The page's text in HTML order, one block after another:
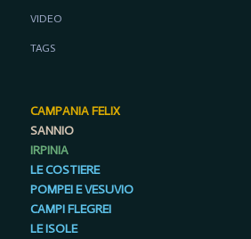
VIDEO
TAGS
CAMPANIA FELIX
SANNIO
IRPINIA
LE COSTIERE
POMPEI E VESUVIO
CAMPI FLEGREI
LE ISOLE